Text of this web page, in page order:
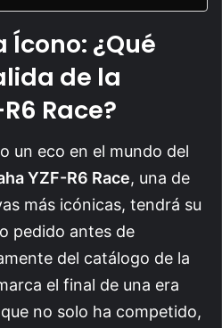
Ícono: ¿Qué
de la
Race?
un eco en el mundo del
YZF-R6 Race, una de
más icónicas, tendrá su
pedido antes de
del catálogo de la
el final de una era
no solo ha competido,